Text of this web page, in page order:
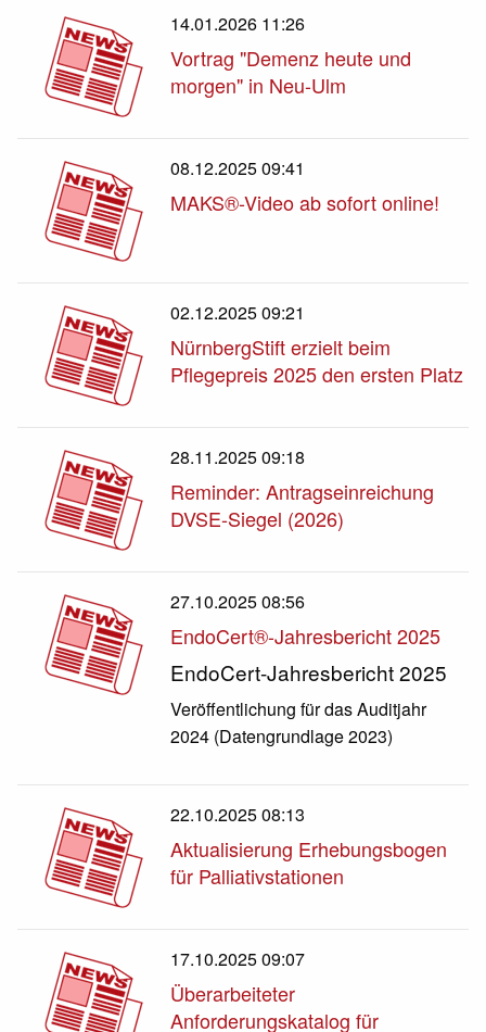
14.01.2026 11:26
Vortrag "Demenz heute und
morgen" in Neu-Ulm
08.12.2025 09:41
MAKS®-Video ab sofort online!
02.12.2025 09:21
NürnbergStift erzielt beim
Pflegepreis 2025 den ersten Platz
28.11.2025 09:18
Reminder: Antragseinreichung
DVSE-Siegel (2026)
27.10.2025 08:56
EndoCert®-Jahresbericht 2025
EndoCert-Jahresbericht 2025
Veröffentlichung für das Auditjahr
2024 (Datengrundlage 2023)
22.10.2025 08:13
Aktualisierung Erhebungsbogen
für Palliativstationen
17.10.2025 09:07
Überarbeiteter
Anforderungskatalog für